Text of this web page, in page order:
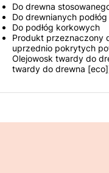
Do drewna
Do drewnianych
Do podłóg korkowych
Produkt przeznaczony
uprzednio pokrytych
Olejowosk twardy do
twardy do drewna